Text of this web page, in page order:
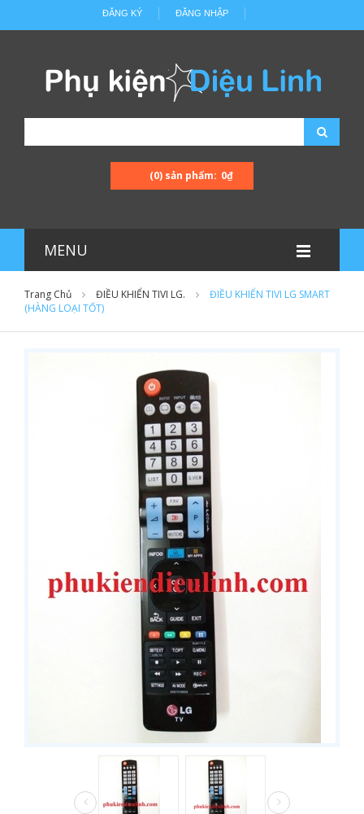
ĐĂNG NHẬP
ĐĂNG KÝ
(0) sản phẩm: 0₫
MENU
Trang Chủ ĐIỀU KHIỂN TIVI LG.
ĐIỀU KHIỂN TIVI LG SMART
(HÀNG LOẠI TỐT)